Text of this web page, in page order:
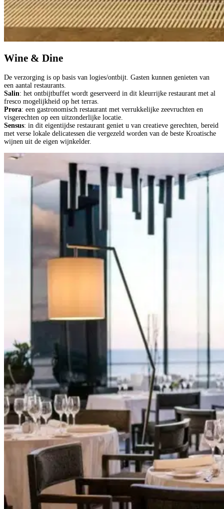
Wine & Dine
De verzorging is op basis van logies/ontbijt. Gasten kunnen genieten van
een aantal restaurants.
Salin: het ontbijtbuffet wordt geserveerd in dit kleurrijke restaurant met al
fresco mogelijkheid op het terras.
Prora: een gastronomisch restaurant met verrukkelijke zeevruchten en
visgerechten op een uitzonderlijke locatie.
Sensus: in dit eigentijdse restaurant geniet u van creatieve gerechten, bereid
met verse lokale delicatessen die vergezeld worden van de beste Kroatische
wijnen uit de eigen wijnkelder.